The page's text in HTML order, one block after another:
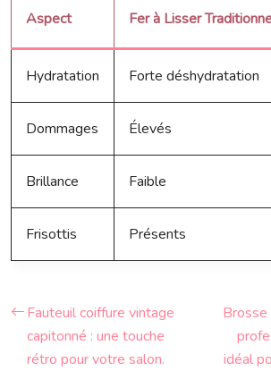
Aspect Fer à Lisser
Hydratation Forte déshydratation
Dommages Élevés
Brillance Faible
Frisottis Présents
Fauteuil coiffure vintage
capitonné : une touche
rétro pour votre salon.
Brosse
idéal